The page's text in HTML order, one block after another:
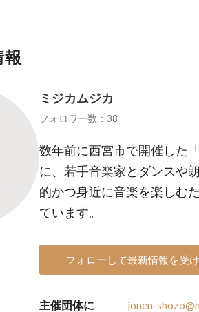
ミジカムジカ
フォロワー数：38
数年前に西宮市で開催した
に、若手音楽家とダンスや
的かつ身近に音楽を楽しむ
ています。
フォローして最新情報を受
主催団体に
jonen-